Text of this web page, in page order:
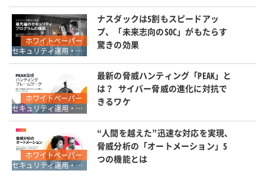
ホワイトペーパー
セキュリティ運用・SOC・SIEM・ログ管理
ナスダックは5割もスピードアッ
プ、「未来志向のSOC」がもたらす
驚きの効果
ホワイトペーパー
セキュリティ運用・SOC・SIEM・ログ管理
最新の脅威ハンティング「PEAK」と
は？ サイバー脅威の進化に対抗で
きるワケ
ホワイトペーパー
セキュリティ運用・SOC・SIEM・ログ管理
“人間を越えた”迅速な対応を実現、
脅威分析の「オートメーション」5
つの機能とは